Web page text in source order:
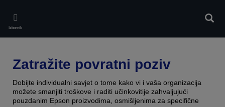
main
content
Izbornik
Zatražite povratni poziv
Dobijte individualni savjet o tome kako vi i vaša organizacija
možete smanjiti troškove i raditi učinkovitije zahvaljujući
pouzdanim Epson proizvodima, osmišljenima za specifične